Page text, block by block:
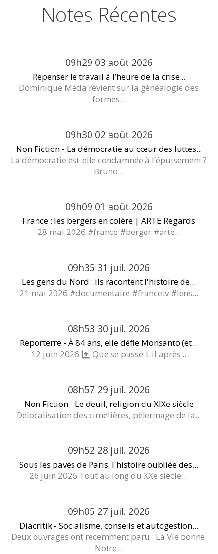
Notes Récentes
09h29 03 août 2026
Repenser le travail à l’heure de la crise...
Dominique Méda revient sur la généalogie des
formes...
09h30 02 août 2026
Non Fiction - La démocratie au cœur des luttes...
La démocratie est-elle condamnée à l’épuisement ?
Bruno...
09h09 01 août 2026
France : les bergers en colère | ARTE Regards
28 mai 2026 #france #berger #arte...
09h35 31 juil. 2026
Les gens du Nord : ils racontent l'histoire de...
21 mai 2026 #documentaire #francetv #lens...
08h53 30 juil. 2026
Reporterre - À 84 ans, elle défie Monsanto (et...
12 juin 2026 #️⃣ Que se passe-t-il après...
08h57 29 juil. 2026
Non Fiction - Le deuil, religion du XIXe siècle
Délocalisation des cimetières, pèlerinage de la...
09h52 28 juil. 2026
Sous les pavés de Paris, l'histoire oubliée des...
26 juin 2026 Tout au long du XXe siècle,...
09h05 27 juil. 2026
Diacritik - Socialisme, conseils et autogestion...
Deux ouvrages ont récemment paru : La Vie bonne.
Notre...